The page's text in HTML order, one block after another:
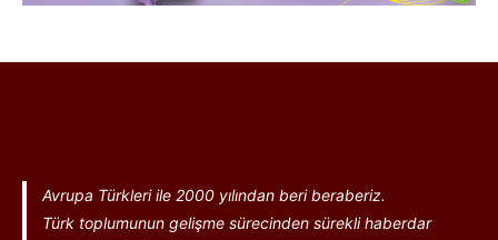
Avrupa Türkleri ile 2000 yılından beri beraberiz.
Türk toplumunun gelişme sürecinden sürekli haberdar